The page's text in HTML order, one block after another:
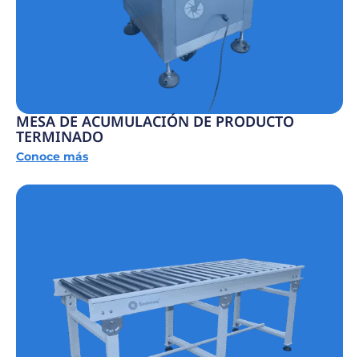
MESA DE ACUMULACIÓN DE PRODUCTO
TERMINADO
Conoce más